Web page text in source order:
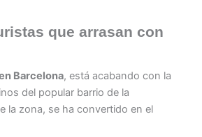
que arrasan con
Barcelona, está acabando con la
del popular barrio de la
la zona, se ha convertido en el